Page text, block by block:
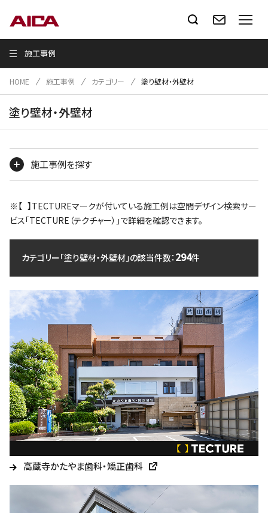
施工事例
HOME 施工事例 カテゴリー 塗り壁材・外壁材
塗り壁材・外壁材
施工事例を探す
※【 】TECTUREマークが付いている施工例は空間デザイン検索サー
ビス「TECTURE（テクチャー）」で詳細を確認できます。
カテゴリー「塗り壁材・外壁材」の該当件数： 294件
高蔵寺かたやま歯科・矯正歯科